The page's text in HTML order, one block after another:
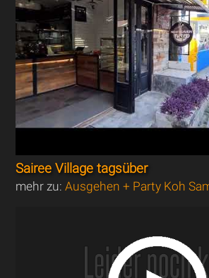
Sairee Village tagsüber
mehr zu:Ausgehen + Party Koh